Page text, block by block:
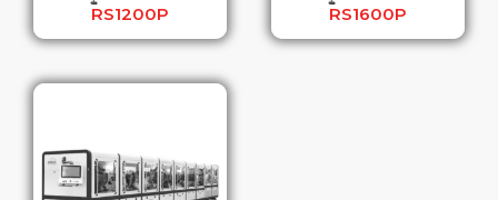
RS1200P RS1600P